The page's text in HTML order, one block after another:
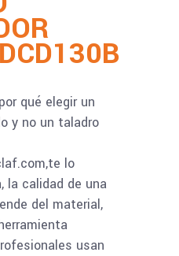
qué elegir un
y no un taladro
lo
la calidad de una
del material,
usan